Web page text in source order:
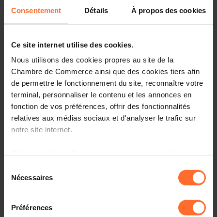
Consentement Détails À propos des cookies
Ce site internet utilise des cookies.
Nous utilisons des cookies propres au site de la
Chambre de Commerce ainsi que des cookies tiers afin
de permettre le fonctionnement du site, reconnaître votre
terminal, personnaliser le contenu et les annonces en
fonction de vos préférences, offrir des fonctionnalités
relatives aux médias sociaux et d'analyser le trafic sur
notre site internet.
à l’exception des cookies strictement nécessaires au
fonctionnement du site. Une description des différents
cookies est accessible sous l’onglet « Détails » ci-
dessus.
Nécessaires
Préférences
Vous êtes un créateur d’entreprise ? Vous souhaitez nous
rencontrer à notre hub de Mondorf?
Rejoignez-nous pour un atelier d’1h15, qui sera axé sur la
validation de son envie d’entreprendre et sur la
parcours réglementaire d’un futur entrepreneur, ainsi que
des services et programmes gratuits de la House of
Entrepreneurship pour créateurs d’entreprise.
Parmi les thématiques abordées:
Les mauvaises raisons d’entreprendre
Les peurs récurrentes des nouveaux entrepreneurs
Créer une entreprise sans être un super-héros, mais en
étant conscient.e de ses ressources et limites: